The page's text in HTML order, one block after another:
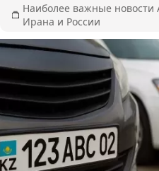
Наиболее важные новости
Ирана и России